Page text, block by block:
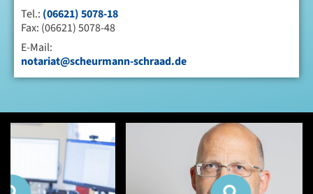
Tel.: (06621) 5078-18
Fax: (06621) 5078-48
E-Mail:
notariat@scheurmann-schraad.de